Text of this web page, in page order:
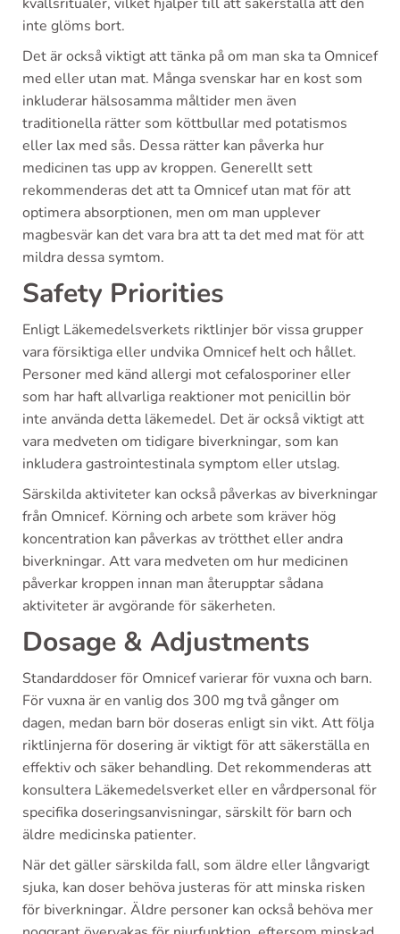
inte glöms bort.
Det är också viktigt att tänka på om man ska ta Omnicef
med eller utan mat. Många svenskar har en kost som
inkluderar hälsosamma måltider men även
traditionella rätter som köttbullar med potatismos
eller lax med sås. Dessa rätter kan påverka hur
medicinen tas upp av kroppen. Generellt sett
rekommenderas det att ta Omnicef utan mat för att
optimera absorptionen, men om man upplever
magbesvär kan det vara bra att ta det med mat för att
mildra dessa symtom.
Safety Priorities
Enligt Läkemedelsverkets riktlinjer bör vissa grupper
vara försiktiga eller undvika Omnicef helt och hållet.
Personer med känd allergi mot cefalosporiner eller
som har haft allvarliga reaktioner mot penicillin bör
inte använda detta läkemedel. Det är också viktigt att
vara medveten om tidigare biverkningar, som kan
inkludera gastrointestinala symptom eller utslag.
Särskilda aktiviteter kan också påverkas av biverkningar
från Omnicef. Körning och arbete som kräver hög
koncentration kan påverkas av trötthet eller andra
biverkningar. Att vara medveten om hur medicinen
påverkar kroppen innan man återupptar sådana
aktiviteter är avgörande för säkerheten.
Dosage & Adjustments
Standarddoser för Omnicef varierar för vuxna och barn.
För vuxna är en vanlig dos 300 mg två gånger om
dagen, medan barn bör doseras enligt sin vikt. Att följa
riktlinjerna för dosering är viktigt för att säkerställa en
effektiv och säker behandling. Det rekommenderas att
konsultera Läkemedelsverket eller en vårdpersonal för
specifika doseringsanvisningar, särskilt för barn och
äldre medicinska patienter.
När det gäller särskilda fall, som äldre eller långvarigt
sjuka, kan doser behöva justeras för att minska risken
för biverkningar. Äldre personer kan också behöva mer